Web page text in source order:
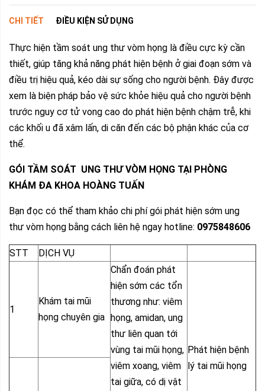
CHI TIẾT ĐIỀU KIỆN SỬ DỤNG
Thực hiện tầm soát ung thư vòm họng là điều cực kỳ cần
thiết, giúp tăng khả năng phát hiện bệnh ở giai đoạn sớm và
điều trị hiệu quả, kéo dài sự sống cho người bệnh. Đây được
xem là biện pháp bảo vệ sức khỏe hiệu quả cho người bệnh
trước nguy cơ tử vong cao do phát hiện bệnh chậm trễ, khi
các khối u đã xâm lấn, di căn đến các bộ phận khác của cơ
thể.
GÓI TẦM SOÁT UNG THƯ VÒM HỌNG TẠI PHÒNG
KHÁM ĐA KHOA HOÀNG TUẤN
Bạn đọc có thể tham khảo chi phí gói phát hiện sớm ung
thư vòm họng bằng cách liên hệ ngay hotline: 0975848606
STT DỊCH VỤ
1
Khám tai mũi
họng chuyên gia
Chẩn đoán phát
hiện sớm các tổn
thương như: viêm
họng, amidan, ung
thư liên quan tới
vùng tai mũi họng,
viêm xoang, viêm
tai giữa, có dị vật
Phát hiện bệnh
lý tai mũi họng